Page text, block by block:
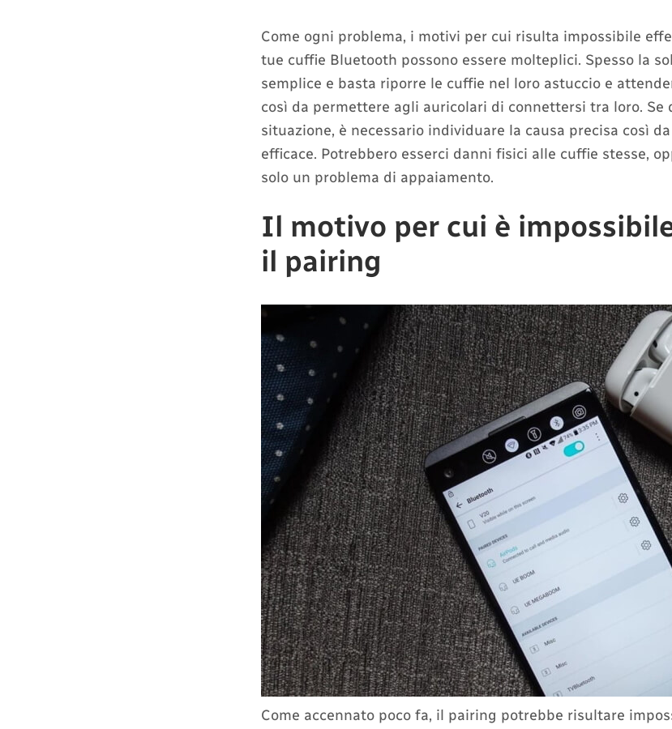
Come ogni problema, i motivi per cui risulta impossibile
tue cuffie Bluetooth possono essere molteplici. Spesso la
semplice e basta riporre le cuffie nel loro astuccio e
così da permettere agli auricolari di connettersi tra loro. Se
situazione, è necessario individuare la causa precisa così
efficace. Potrebbero esserci danni fisici alle cuffie stesse,
solo un problema di appaiamento.
Il motivo per cui è
il pairing
Come accennato poco fa, il pairing potrebbe risultare